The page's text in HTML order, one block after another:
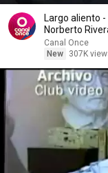
Largo aliento
Norberto
Canal Once
New
307K